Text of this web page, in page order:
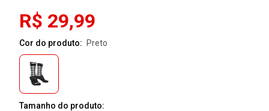
R$ 29,99
Cor do produto: preto
Tamanho do produto: